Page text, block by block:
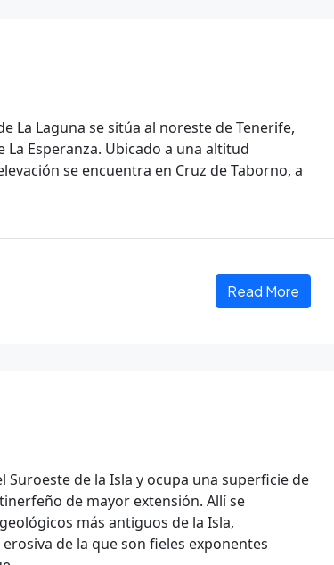
La Laguna se sitúa al noreste de Tenerife,
Esperanza. Ubicado a una altitud
se encuentra en Cruz de Taborno, a
Read More
Suroeste de la Isla y ocupa una superficie de
de mayor extensión. Allí se
más antiguos de la Isla,
de la que son fieles exponentes